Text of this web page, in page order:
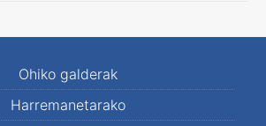
Ohiko galderak
Harremanetarako